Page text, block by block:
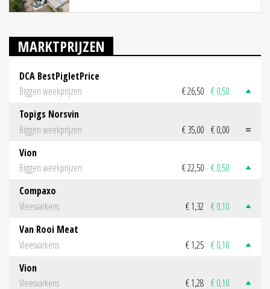
MARKTPRIJZEN
DCA BestPigletPrice
Biggen weekprijzen
€ 26,50 € 0,50
Topigs Norsvin
Biggen weekprijzen
€ 35,00 € 0,00
Vion
Biggen weekprijzen
€ 22,50 € 0,50
Compaxo
Vleesvarkens
€ 1,32 € 0,10
Van Rooi Meat
Vleesvarkens
€ 1,25 € 0,10
Vion
Vleesvarkens
€ 1,28 € 0,10